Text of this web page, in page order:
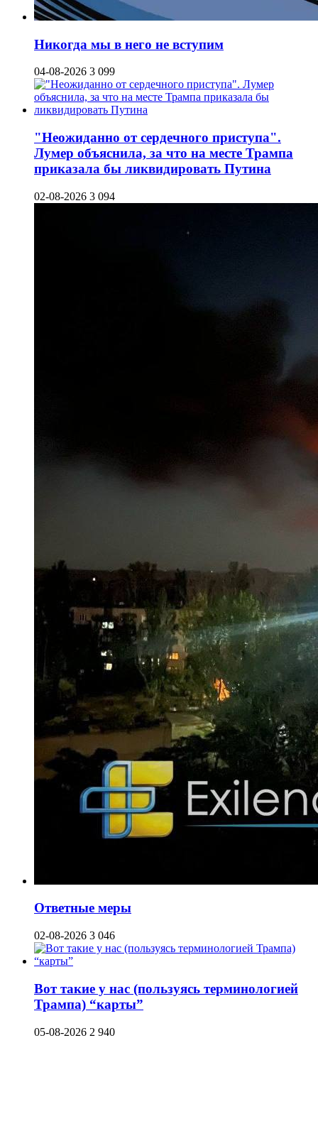
Никогда мы в него не вступим
04-08-2026 3 099
"Неожиданно от сердечного приступа".
Лумер объяснила, за что на месте Трампа
приказала бы ликвидировать Путина
02-08-2026 3 094
Ответные меры
02-08-2026 3 046
Вот такие у нас (пользуясь терминологией
Трампа) “карты”
05-08-2026 2 940